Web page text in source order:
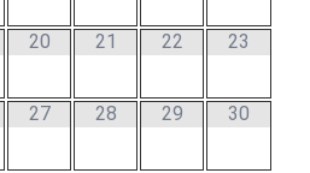
20 21 22 23
27 28 29 30